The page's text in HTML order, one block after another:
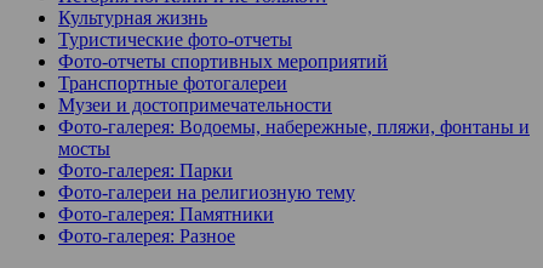
Культурная жизнь
Туристические фото-отчеты
Фото-отчеты спортивных мероприятий
Транспортные фотогалереи
Музеи и достопримечательности
Фото-галерея: Водоемы, набережные, пляжи, фонтаны и
мосты
Фото-галерея: Парки
Фото-галереи на религиозную тему
Фото-галерея: Памятники
Фото-галерея: Разное